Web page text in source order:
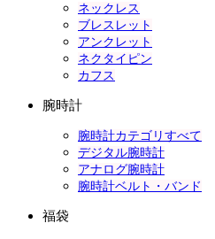
ネックレス
ブレスレット
アンクレット
ネクタイピン
カフス
腕時計
腕時計カテゴリすべて
デジタル腕時計
アナログ腕時計
腕時計ベルト・バンド
福袋